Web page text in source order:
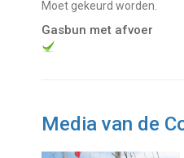
Moet gekeurd worden.
Gasbun met afvoer
Media van de